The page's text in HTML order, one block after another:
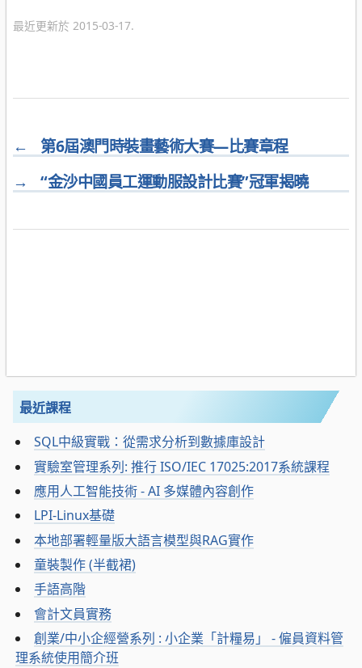
最近更新於 2015-03-17.
←
第6屆澳門時裝畫藝術大賽—比賽章程
→
“金沙中國員工運動服設計比賽”冠軍揭曉
最近課程
SQL中級實戰：從需求分析到數據庫設計
實驗室管理系列: 推行 ISO/IEC 17025:2017系統課程
應用人工智能技術 - AI 多媒體內容創作
LPI-Linux基礎
本地部署輕量版大語言模型與RAG實作
童裝製作 (半截裙)
手語高階
會計文員實務
創業/中小企經營系列 : 小企業「計糧易」 - 僱員資料管
理系統使用簡介班